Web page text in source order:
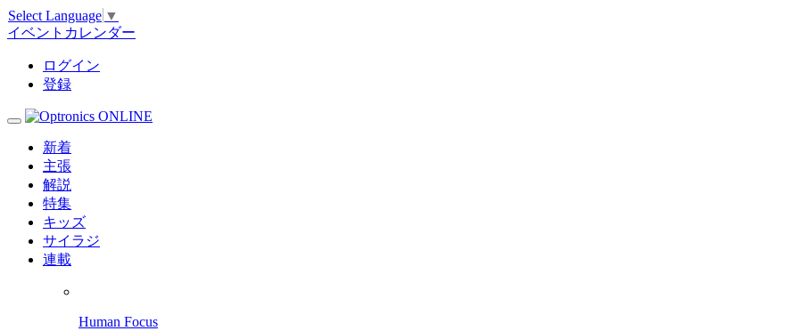
Select Language ▼
イベントカレンダー
ログイン
登録
新着
主張
解説
特集
キッズ
サイラジ
連載
Human Focus